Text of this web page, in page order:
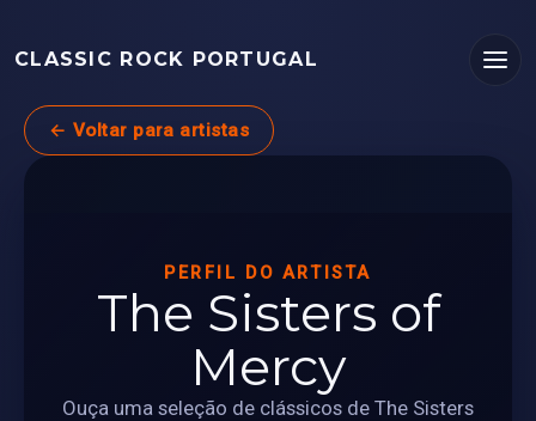
CLASSIC ROCK PORTUGAL
← Voltar para artistas
PERFIL DO ARTISTA
The Sisters of
Mercy
Ouça uma seleção de clássicos de The Sisters